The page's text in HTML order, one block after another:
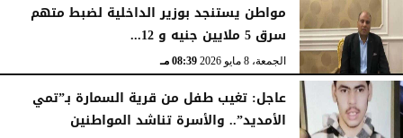
مواطن يستنجد بوزير الداخلية لضبط متهم
سرق 5 ملايين جنيه و 12...
الجمعة، 8 مايو 2026 08:39 مـ
عاجل: تغيب طفل من قرية السمارة بـ”تمي
الأمديد”.. والأسرة تناشد المواطنين